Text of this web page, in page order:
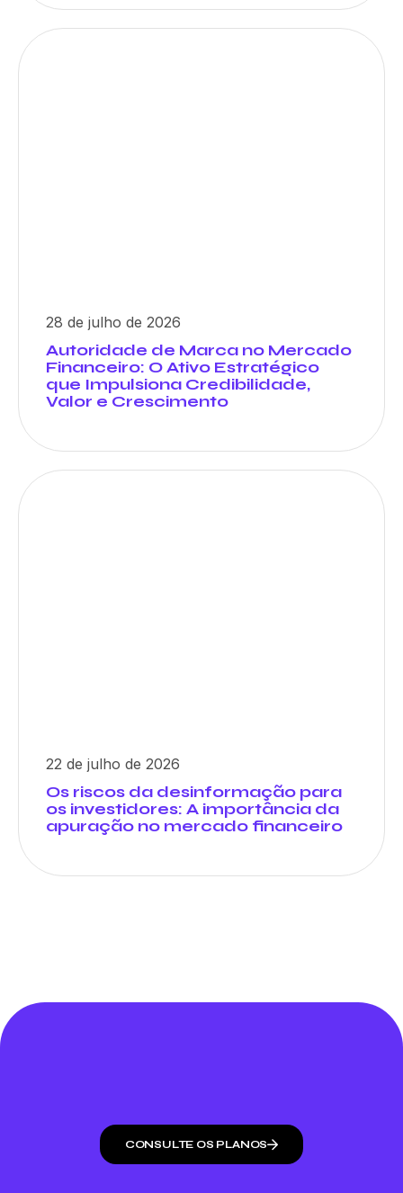
28 de julho de 2026
Autoridade de Marca no Mercado
Financeiro: O Ativo Estratégico
que Impulsiona Credibilidade,
Valor e Crescimento
22 de julho de 2026
Os riscos da desinformação para
os investidores: A importância da
apuração no mercado financeiro
CONSULTE OS PLANOS